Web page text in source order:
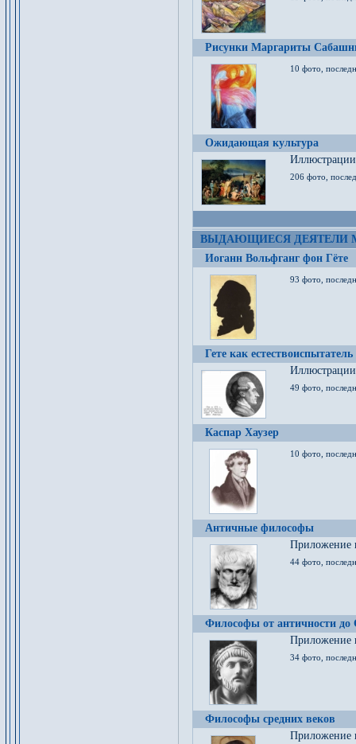
Рисунки Маргариты
10 фото,
Ожидающая культура
206 фото,
ВЫДАЮЩИЕСЯ ДЕЯТЕЛИ
Иоганн Вольфганг фон Гёте
93 фото,
Гете как естествоиспытатель
49 фото,
Каспар Хаузер
10 фото,
Античные философы
Приложение
44 фото,
Философы от античности до
Приложение
34 фото,
Философы средних веков
Приложение